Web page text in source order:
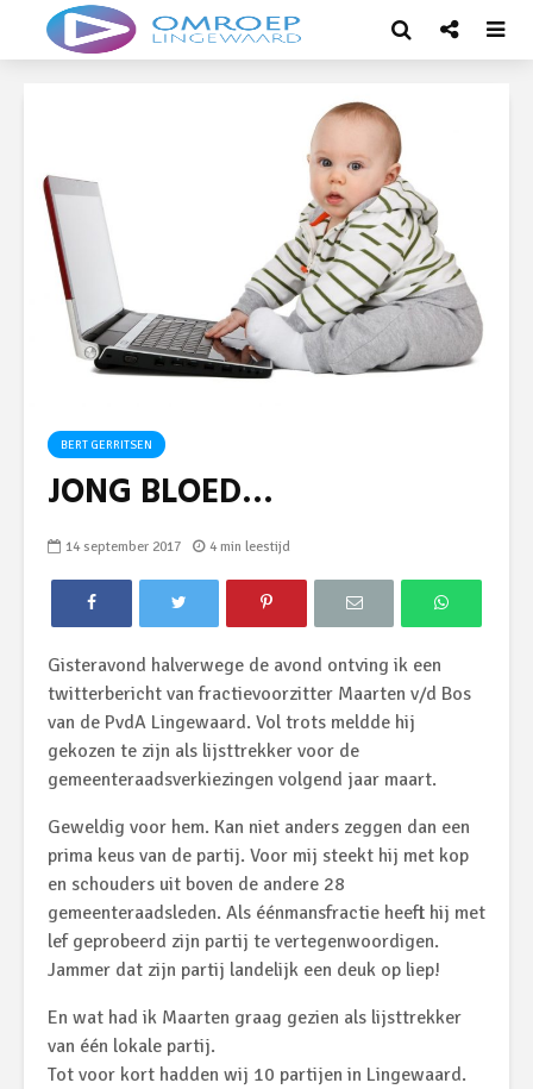
BERT GERRITSEN
JONG BLOED…
14 september 2017 4 min leestijd
Gisteravond halverwege de avond ontving ik een
twitterbericht van fractievoorzitter Maarten v/d Bos
van de PvdA Lingewaard. Vol trots meldde hij
gekozen te zijn als lijsttrekker voor de
gemeenteraadsverkiezingen volgend jaar maart.
Geweldig voor hem. Kan niet anders zeggen dan een
prima keus van de partij. Voor mij steekt hij met kop
en schouders uit boven de andere 28
gemeenteraadsleden. Als éénmansfractie heeft hij met
lef geprobeerd zijn partij te vertegenwoordigen.
Jammer dat zijn partij landelijk een deuk op liep!
En wat had ik Maarten graag gezien als lijsttrekker
van één lokale partij.
Tot voor kort hadden wij 10 partijen in Lingewaard.